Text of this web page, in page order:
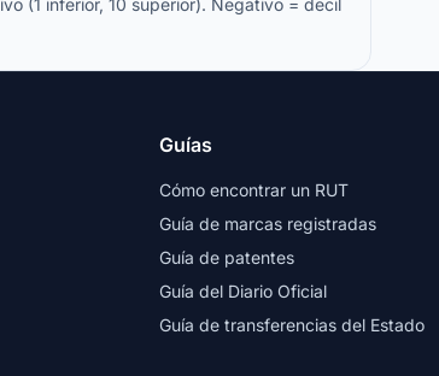
(1 inferior, 10 superior). Negativo = decil
Guías
Cómo encontrar un RUT
Guía de marcas registradas
Guía de patentes
Guía del Diario Oficial
Guía de transferencias del Estado